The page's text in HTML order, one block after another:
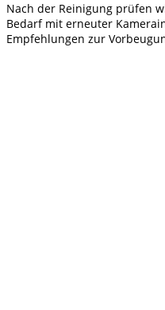
Nach der Reinigung prüfen
Bedarf mit erneuter
Empfehlungen zur